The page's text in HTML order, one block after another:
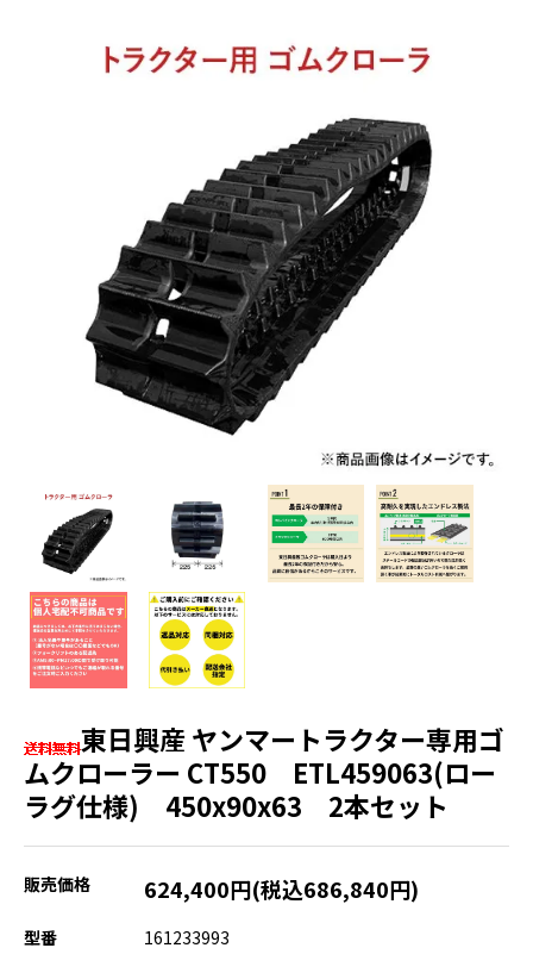
東日興産 ヤンマートラクター専用ゴ
ムクローラー CT550 ETL459063(ロー
ラグ仕様) 450x90x63 2本セット
販売価格 624,400円(税込686,840円)
型番 161233993